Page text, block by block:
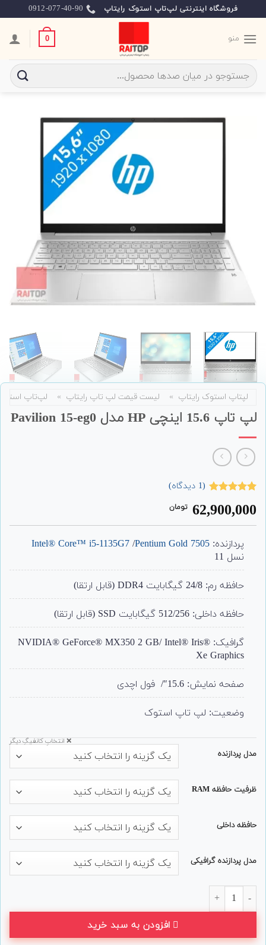
to
content
فروشگاه اینترنتی لپ‌تاپ استوک رایتاپ 0912-077-40-90
منو 0
جستجو
برای:
لپتاپ استوک رایتاپ » لیست قیمت لپ تاپ رایتاپ » لپ‌تاپ
لپ تاپ 15.6 اینچی HP مدل Pavilion 15-eg0
از 5 امتیاز
مشتری
(
1 دیدگاه)
62,900,000 تومان
پردازنده: Intel® Core™ i5-1135G7 /Pentium Gold 7505
نسل 11
حافظه رم: 24/8 گیگابایت DDR4 (قابل ارتقا)
حافظه داخلی: 512/256 گیگابایت SSD (قابل ارتقا)
گرافیک: NVIDIA® GeForce® MX350 2 GB/ Intel® Iris®
Xe Graphics
صفحه نمایش: 15.6″/ فول اچدی
وضعیت: لپ تاپ استوک
مدل پردازنده
ظرفیت حافظه RAM
حافظه داخلی
مدل پردازنده گرافیکی
❌ انتخابِ کانفیگِ دیگر
لپ تاپ 15.6 اینچی HP مدل Pavilion 15-eg0 عدد
افزودن به سبد خرید